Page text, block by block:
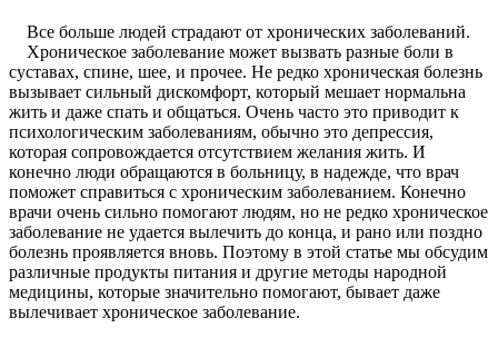
Все больше людей страдают от хронических заболеваний.
Хроническое заболевание может вызвать разные боли в
суставах, спине, шее, и прочее. Не редко хроническая болезнь
вызывает сильный дискомфорт, который мешает нормальна
жить и даже спать и общаться. Очень часто это приводит к
психологическим заболеваниям, обычно это депрессия,
которая сопровождается отсутствием желания жить. И
конечно люди обращаются в больницу, в надежде, что врач
поможет справиться с хроническим заболеванием. Конечно
врачи очень сильно помогают людям, но не редко хроническое
заболевание не удается вылечить до конца, и рано или поздно
болезнь проявляется вновь. Поэтому в этой статье мы обсудим
различные продукты питания и другие методы народной
медицины, которые значительно помогают, бывает даже
вылечивает хроническое заболевание.